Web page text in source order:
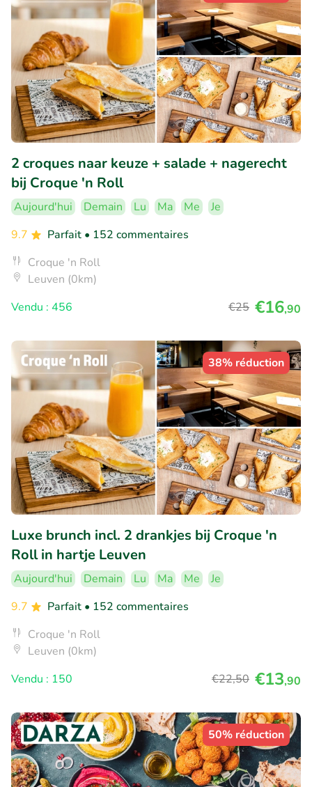
2 croques naar keuze + salade + nagerecht
bij Croque 'n Roll
Aujourd'hui Demain Lu Ma Me
Je
9.7
Parfait • 152 commentaires
Croque 'n Roll
Leuven (0km)
Vendu : 456
€25 €16,90
38% réduction
Luxe brunch incl. 2 drankjes bij Croque 'n
Roll in hartje Leuven
Aujourd'hui Demain Lu Ma Me
Je
9.7
Parfait • 152 commentaires
Croque 'n Roll
Leuven (0km)
Vendu : 150
€22,50 €13,90
50% réduction